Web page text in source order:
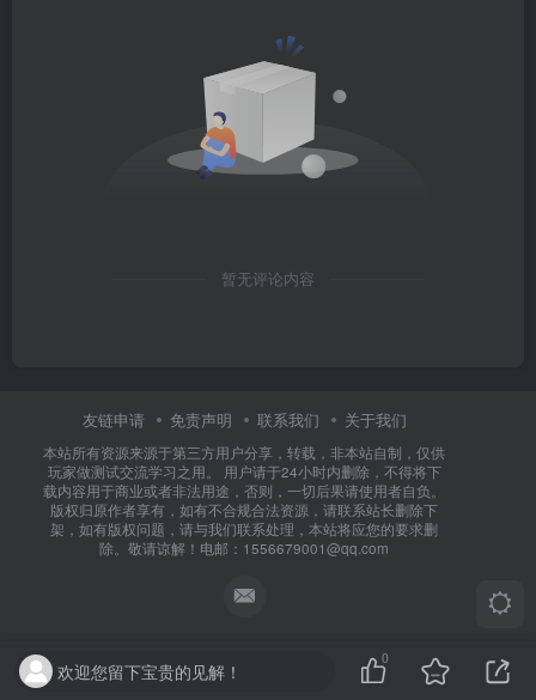
暂无评论内容
友链申请 免责声明 联系我们 关于我们
本站所有资源来源于第三方用户分享，转载，非本站自制，仅供
玩家做测试交流学习之用。 用户请于24小时内删除，不得将下
载内容用于商业或者非法用途，否则，一切后果请使用者自负。
版权归原作者享有，如有不合规合法资源，请联系站长删除下
架，如有版权问题，请与我们联系处理，本站将应您的要求删
除。敬请谅解！电邮：1556679001@qq.com
欢迎您留下宝贵的见解！
0